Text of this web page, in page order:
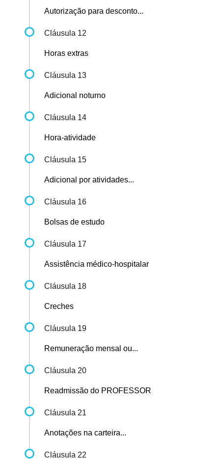
Autorização para desconto...
Cláusula 12
Horas extras
Cláusula 13
Adicional noturno
Cláusula 14
Hora-atividade
Cláusula 15
Adicional por atividades...
Cláusula 16
Bolsas de estudo
Cláusula 17
Assistência médico-hospitalar
Cláusula 18
Creches
Cláusula 19
Remuneração mensal ou...
Cláusula 20
Readmissão do PROFESSOR
Cláusula 21
Anotações na carteira...
Cláusula 22